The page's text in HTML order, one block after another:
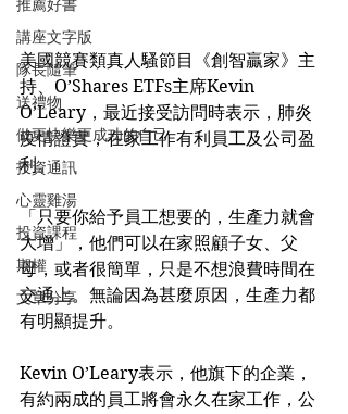
推薦好書
講座文字版
隊長隨筆
送禮物
做更快樂更成功的自己
投資通訊
心靈雞湯
投資課程
期權
文章分享
美國競賽類真人騷節目《創智贏家》主
持、O’Shares ETFs主席Kevin
O’Leary，最近接受訪問時表示，肺炎
疫情證實，在家工作有利員工及公司盈
利。
「只要你給予員工想要的，生產力就會
大增」，他們可以在家照顧子女、父
母，或者很簡單，只是不想浪費時間在
交通上。無論因為甚麼原因，生產力都
有明顯提升。
Kevin O’Leary表示，他旗下的企業，
有約兩成的員工將會永久在家工作，公